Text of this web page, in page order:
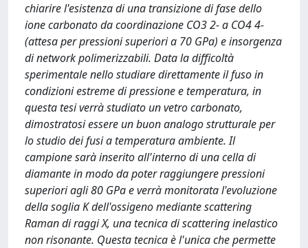
chiarire l'esistenza di una transizione di fase dello
ione carbonato da coordinazione CO3 2- a CO4 4-
(attesa per pressioni superiori a 70 GPa) e insorgenza
di network polimerizzabili. Data la difficoltà
sperimentale nello studiare direttamente il fuso in
condizioni estreme di pressione e temperatura, in
questa tesi verrà studiato un vetro carbonato,
dimostratosi essere un buon analogo strutturale per
lo studio dei fusi a temperatura ambiente. Il
campione sarà inserito all'interno di una cella di
diamante in modo da poter raggiungere pressioni
superiori agli 80 GPa e verrà monitorata l'evoluzione
della soglia K dell'ossigeno mediante scattering
Raman di raggi X, una tecnica di scattering inelastico
non risonante. Questa tecnica è l'unica che permette